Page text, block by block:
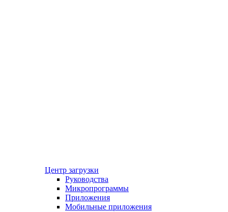
Центр загрузки
Руководства
Микропрограммы
Приложения
Мобильные приложения